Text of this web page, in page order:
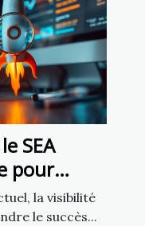
SEA
pour
la visibilité
le succès...